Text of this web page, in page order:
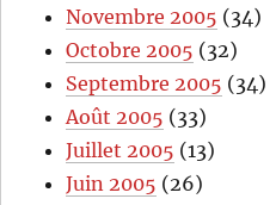
Novembre 2005 (34)
Octobre 2005 (32)
Septembre 2005 (34)
Août 2005 (33)
Juillet 2005 (13)
Juin 2005 (26)